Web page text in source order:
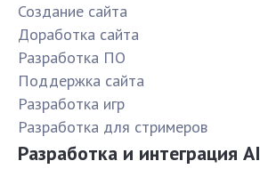
Создание сайта
Доработка сайта
Разработка ПО
Поддержка сайта
Разработка игр
Разработка для стримеров
Разработка и интеграция AI